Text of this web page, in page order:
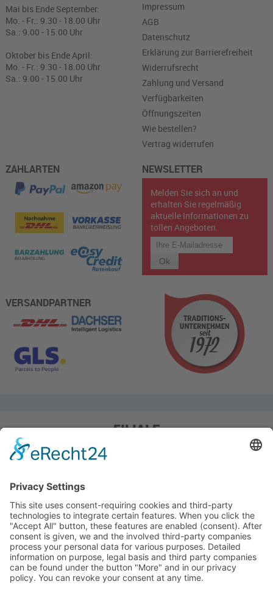
Mai bis Ende September:
Mo. - Fr.: 9.30 - 18.00 Uhr
Sa.: 9.00 - 15.00 Uhr
Oktober bis Ende April:
Mo. - Fr.: 9.30 - 18.00 Uhr
Sa.: 9.00 - 15.00 Uhr
Impressum
AGB
Datenschutz
Erklärung zur Barrierefreiheit
Widerrufsrecht
Zahlung und Versand
Verfügbarkeiten
Öffnungszeiten
Wie bestellen?
Vertrag widerrufen
ZAHLARTEN
VERSANDPARTNER
NEWSLETTER
Melden Sie sich an und
erhalten Sie regelmäßig
aktuelle Informationen zu
tollen Angeboten.
FILIALE
Pieper Grillshop-24/Golf
Sandstraße 14-18
Pieper Zelt/Boot/Camping
Rockwoolstr. 35
45966 Gladbeck
Tel.: 0 20 43 / 9 73 70
info@pieper-freizeit.de